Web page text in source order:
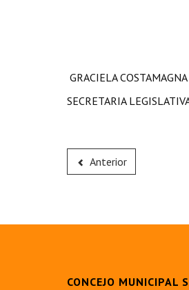
GRACIELA
SECRETARIA
a/c
Anterior
CONCEJO MUNICIPAL